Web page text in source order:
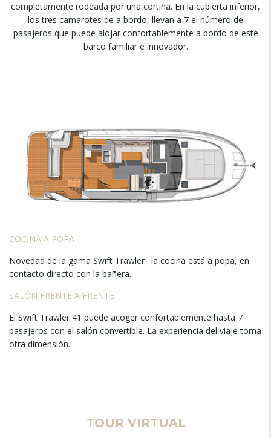
completamente rodeada por una cortina. En la cubierta inferior,
los tres camarotes de a bordo, llevan a 7 el número de
pasajeros que puede alojar confortablemente a bordo de este
barco familiar e innovador.
COCINA A POPA
Novedad de la gama Swift Trawler : la cocina está a popa, en
contacto directo con la bañera.
SALÓN FRENTE A FRENTE
El Swift Trawler 41 puede acoger confortablemente hasta 7
pasajeros con el salón convertible. La experiencia del viaje toma
otra dimensión.
TOUR VIRTUAL